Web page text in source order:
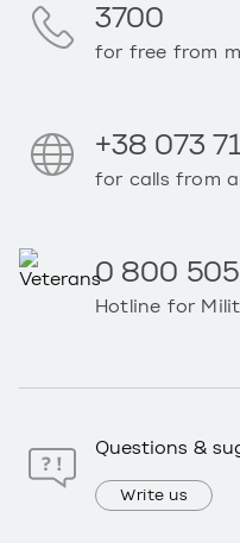
3700
for free from
+38 073
for calls from
0 800
Hotline for
Questions &
Write us